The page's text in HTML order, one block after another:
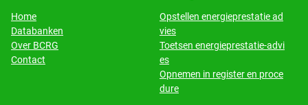
Home
Databanken
​​​​​​​Over BCRG
​​​​​​​Contact
Opstellen energieprestatie ad
vies
Toetsen energieprestatie-advi
es
Opnemen in register en proce
dure